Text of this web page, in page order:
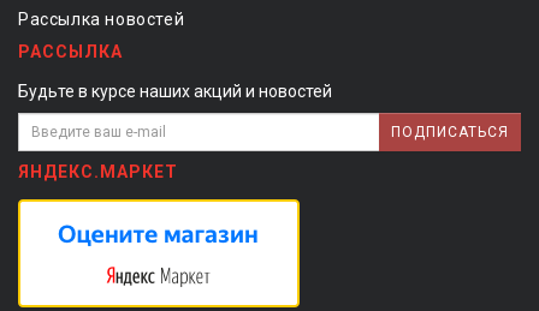
Рассылка новостей
РАССЫЛКА
Будьте в курсе наших акций и новостей
ПОДПИСАТЬСЯ
ЯНДЕКС.МАРКЕТ